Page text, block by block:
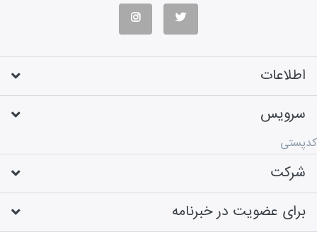
اطلاعات
سرویس
کدپستی
شرکت
برای عضویت در خبرنامه